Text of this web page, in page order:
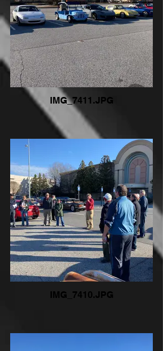
IMG_7411.JPG
IMG_7410.JPG